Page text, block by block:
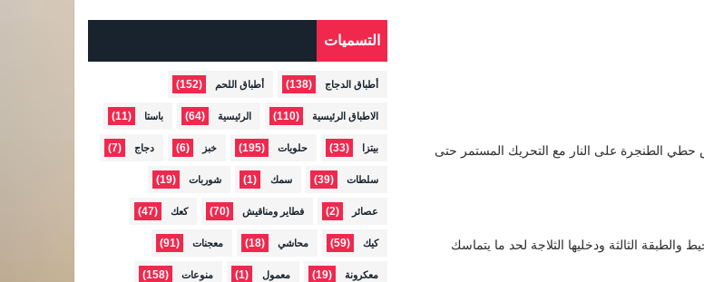
الطنجرة على النار مع التحريك المستمر حتى
الثالثة ودخليها الثلاجة لحد ما يتماسك
التسميات
أطباق الدجاج (138) أطباق اللحم (152)
الاطباق الرئيسية (110) الرئيسية (64) باستا (11)
بيتزا (33) حلويات (195) خبز (6) دجاج (7)
سلطات (39) سمك (1) شوربات (19)
عصائر (2) فطاير ومناقيش (70) كعك (47)
كيك (59) محاشي (18) معجنات (91)
معكرونة (19) معمول (1) منوعات (158)